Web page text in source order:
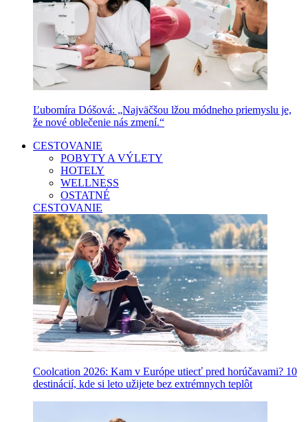
Ľubomíra Dóšová: „Najväčšou lžou módneho priemyslu je,
že nové oblečenie nás zmení.“
CESTOVANIE
POBYTY A VÝLETY
HOTELY
WELLNESS
OSTATNÉ
CESTOVANIE
Coolcation 2026: Kam v Európe utiecť pred horúčavami? 10
destinácií, kde si leto užijete bez extrémnych teplôt